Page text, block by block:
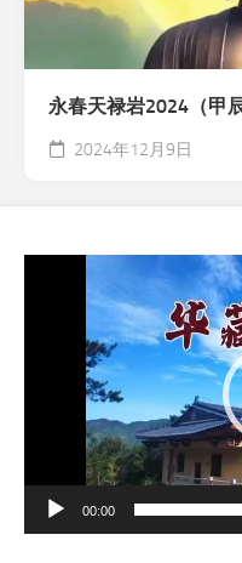
永春天禄岩2024（甲
2024年12月9日
00:00